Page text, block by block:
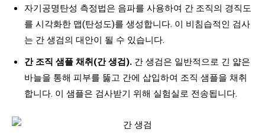
자기공명탄성 측정법은 음파를 사용하여 간 조직의 경직도
를 시각화한 맵(탄성도)를 생성합니다. 이 비침습적인 검사
는 간 생검의 대안이 될 수 있습니다.
간 조직 샘플 채취(간 생검). 간 생검은 일반적으로 긴 얇은
바늘을 통해 피부를 뚫고 간에 삽입하여 조직 샘플을 채취
합니다. 이 샘플은 검사받기 위해 실험실로 전송됩니다.